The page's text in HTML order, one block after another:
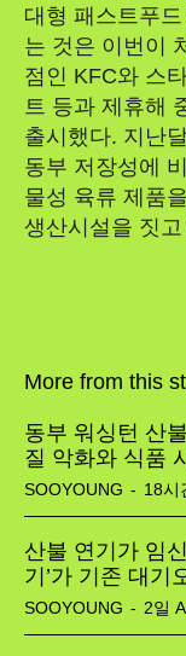
대형 패스트푸
는 것은 이번이
점인 KFC와 스
트 등과 제휴해
출시했다. 지난
동부 저장성에
물성 육류 제품
생산시설을 짓
More from this
동부 워싱턴 산
질 악화와 식품
SOOYOUNG - 18시
산불 연기가 임
기’가 기존 대기
SOOYOUNG - 2일